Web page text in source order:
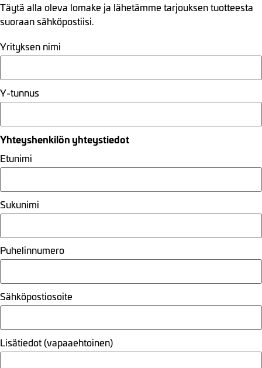
Täytä alla oleva lomake ja lähetämme tarjouksen tuotteesta
suoraan sähköpostiisi.
Yrityksen nimi
Y-tunnus
Yhteyshenkilön yhteystiedot
Etunimi
Sukunimi
Puhelinnumero
Sähköpostiosoite
Lisätiedot (vapaaehtoinen)